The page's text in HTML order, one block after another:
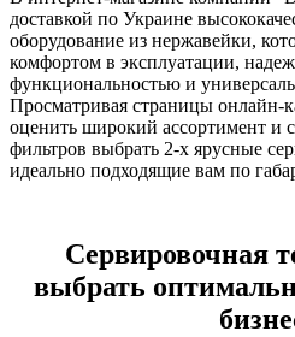
доставкой по Украине
оборудование из нержавейки,
комфортом в эксплуатации,
функциональностью и
Просматривая страницы онлайн-
оценить широкий ассортимент
фильтров выбрать 2-х ярусные
идеально подходящие вам по
Сервировочная
выбрать